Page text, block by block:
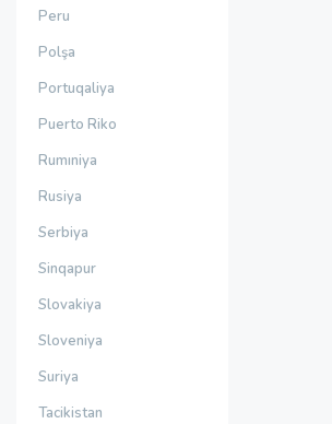
Peru
Polşa
Portuqaliya
Puerto Riko
Rumıniya
Rusiya
Serbiya
Sinqapur
Slovakiya
Sloveniya
Suriya
Tacikistan